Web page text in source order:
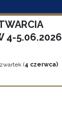
4-5.06.2026
(4 czerwca)